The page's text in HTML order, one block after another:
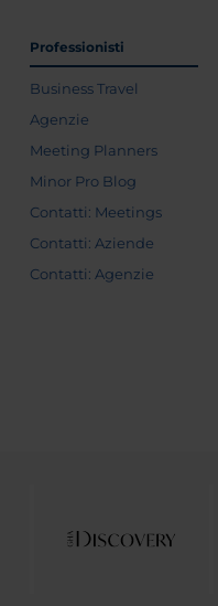
Professionisti
Business Travel
Agenzie
Meeting Planners
Minor Pro Blog
Contatti: Meetings
Contatti: Aziende
Contatti: Agenzie